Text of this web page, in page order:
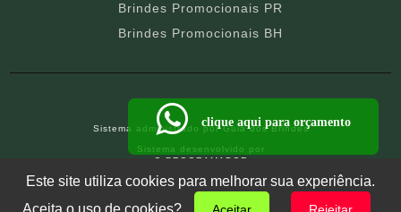
Brindes Promocionais PR
Brindes Promocionais BH
Sistema administrado porGuia dos Brindes
Sistema desenvolvido por
O PROGRAMADOR
clique aqui para orçamento
Este site utiliza cookies para melhorar sua experiência.
Aceita o uso de cookies?